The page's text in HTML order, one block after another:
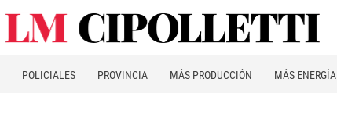
POLICIALES PROVINCIA MÁS PRODUCCIÓN MÁS ENERGÍA